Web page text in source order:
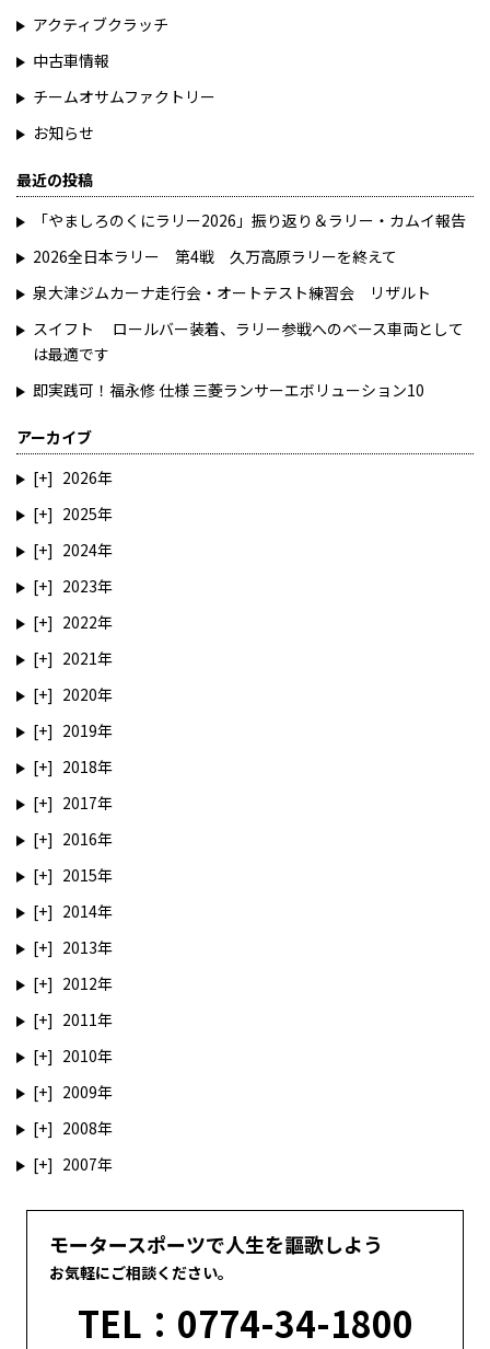
アクティブクラッチ
中古車情報
チームオサムファクトリー
お知らせ
最近の投稿
「やましろのくにラリー2026」振り返り＆ラリー・カムイ報告
2026全日本ラリー 第4戦 久万高原ラリーを終えて
泉大津ジムカーナ走行会・オートテスト練習会 リザルト
スイフト ロールバー装着、ラリー参戦へのベース車両として
は最適です
即実践可！福永修 仕様 三菱ランサーエボリューション10
アーカイブ
2026
2025
2024
2023
2022
2021
2020
2019
2018
2017
2016
2015
2014
2013
2012
2011
2010
2009
2008
2007
モータースポーツで人生を謳歌しよう
お気軽にご相談ください。
TEL：0774-34-1800